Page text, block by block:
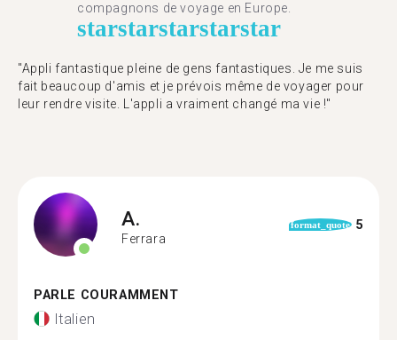
compagnons de voyage en Europe.
starstarstarstarstar
"Appli fantastique pleine de gens fantastiques. Je me suis
fait beaucoup d'amis et je prévois même de voyager pour
leur rendre visite. L'appli a vraiment changé ma vie !"
A.
Ferrara
format_quote 5
PARLE COURAMMENT
Italien